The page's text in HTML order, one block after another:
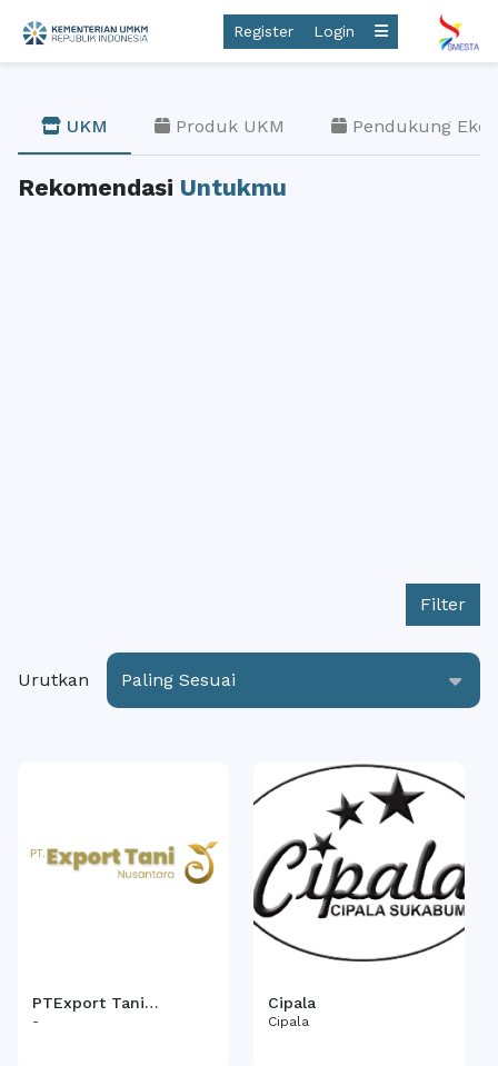
Register Login
UKM Produk UKM Pendukung
Rekomendasi Untukmu
Filter
Urutkan Paling Sesuai
PTExport Tani
Nusantara
-
Cipala
Cipala